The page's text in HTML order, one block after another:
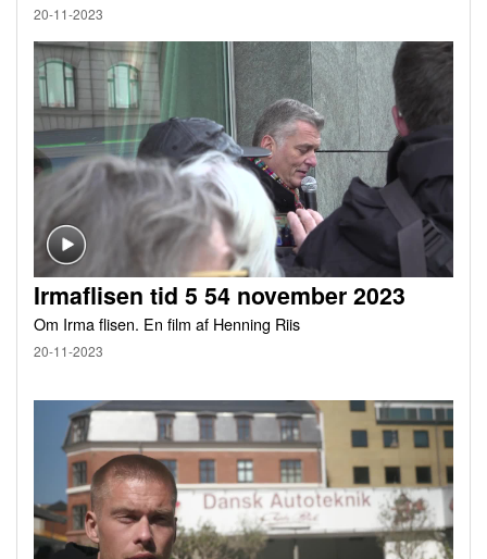
20-11-2023
Irmaflisen tid 5 54 november 2023
Om Irma flisen. En film af Henning Riis
20-11-2023